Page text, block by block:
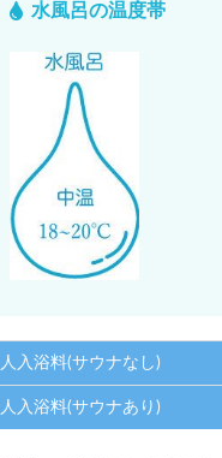
水風呂の温度帯
入浴料(サウナなし)
入浴料(サウナあり)